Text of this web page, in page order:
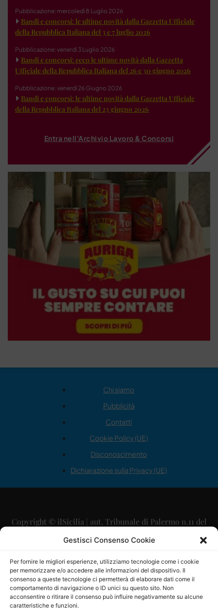
Gestisci Consenso Cookie
Per fornire le migliori esperienze, utilizziamo tecnologie come i cookie
per memorizzare e/o accedere alle informazioni del dispositivo. Il
consenso a queste tecnologie ci permetterà di elaborare dati come il
comportamento di navigazione o ID unici su questo sito. Non
acconsentire o ritirare il consenso può influire negativamente su alcune
caratteristiche e funzioni.
Pubblicazione: mercoledì 8 Luglio 2026
Bandi e concorsi: le ultime novità dalla Gazzetta Ufficiale
della Repubblica Italiana del 3 e 7 luglio 2026
Pubblicazione: venerdì 3 Luglio 2026
Bandi e concorsi: ecco le ultime novità dalla Gazzetta
Ufficiale della Repubblica Italiana del 26 e 30 giugno 2026
Pubblicazione: venerdì 26 Giugno 2026
Bandi e concorsi: le ultime novità dalla Gazzetta Ufficiale
della Repubblica Italiana del 23 giugno 2026
Entra nell'Archivio Lavoro & Concorsi
Chi siamo
Pubblicità
Contatti
Cookie Policy (UE)
Disconoscimento
Dichiarazione sulla Privacy (UE)
Copyright © ilSicilia | aut. Tribunale di Palermo n.11 del
29/09/2015
Direttore Editoriale: Maurizio Scaglione
Direttore Responsabile: Maria Calabrese